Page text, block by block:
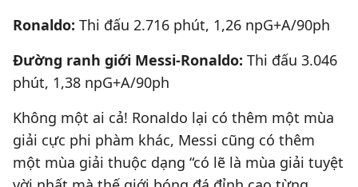
Ronaldo: Thi đấu 2.716 phút, 1,26 npG+A/90ph
Đường ranh giới Messi-Ronaldo: Thi đấu 3.046
phút, 1,38 npG+A/90ph
Không một ai cả! Ronaldo lại có thêm một mùa
giải cực phi phàm khác, Messi cũng có thêm
một mùa giải thuộc dạng “có lẽ là mùa giải tuyệt